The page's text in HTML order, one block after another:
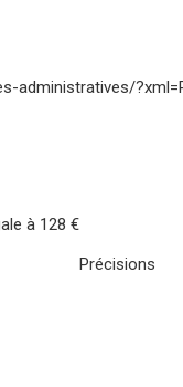
à 128 €
Précisions